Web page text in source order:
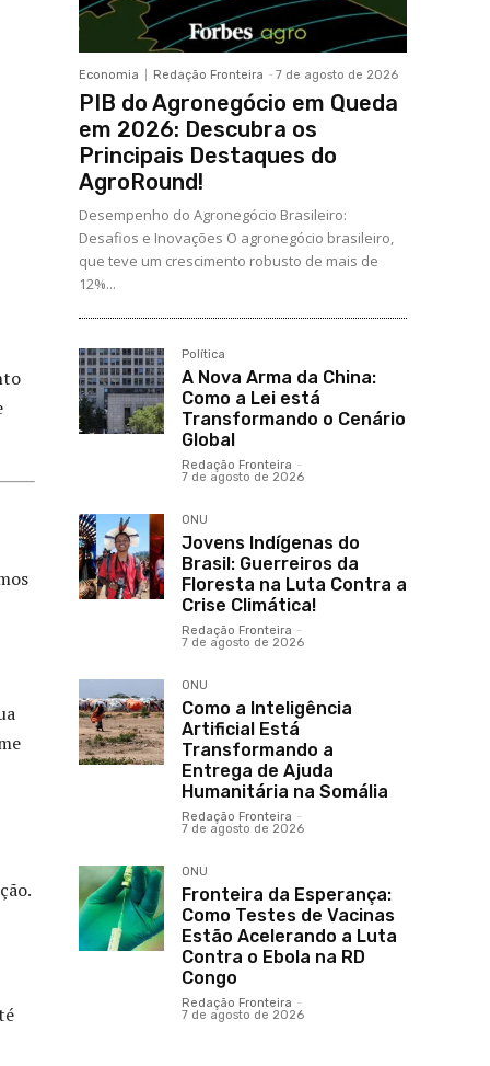
Economia Redação Fronteira - 7 de agosto de 2026
PIB do Agronegócio em Queda
em 2026: Descubra os
Principais Destaques do
AgroRound!
Desempenho do Agronegócio Brasileiro:
Desafios e Inovações O agronegócio brasileiro,
que teve um crescimento robusto de mais de
12%...
Política
A Nova Arma da China:
Como a Lei está
Transformando o Cenário
Global
Redação Fronteira -
7 de agosto de 2026
ONU
Jovens Indígenas do
Brasil: Guerreiros da
Floresta na Luta Contra a
Crise Climática!
Redação Fronteira -
7 de agosto de 2026
ONU
Como a Inteligência
Artificial Está
Transformando a
Entrega de Ajuda
Humanitária na Somália
Redação Fronteira -
7 de agosto de 2026
ONU
Fronteira da Esperança:
Como Testes de Vacinas
Estão Acelerando a Luta
Contra o Ebola na RD
Congo
Redação Fronteira -
7 de agosto de 2026